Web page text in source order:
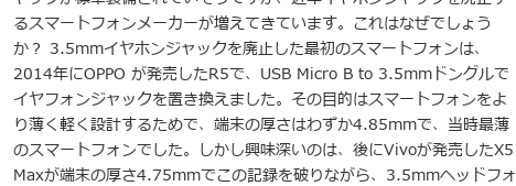
るスマートフォンメーカーが増えてきています。これはなぜでしょう
か？ 3.5mmイヤホンジャックを廃止した最初のスマートフォンは、
2014年にOPPO が発売したR5で、USB Micro B to 3.5mmドングルで
イヤフォンジャックを置き換えました。その目的はスマートフォンをよ
り薄く軽く設計するためで、端末の厚さはわずか4.85mmで、当時最薄
のスマートフォンでした。しかし興味深いのは、後にVivoが発売したX5
Maxが端末の厚さ4.75mmでこの記録を破りながら、3.5mmヘッドフォ